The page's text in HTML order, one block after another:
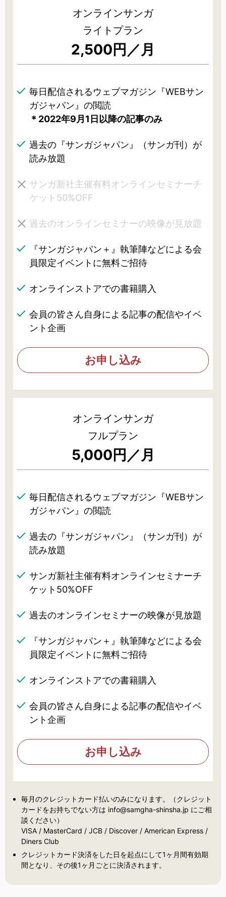
オンラインサンガ
ライトプラン
2,500円／月
毎日配信されるウェブマガジン『WEBサン
ガジャパン』の閲読
＊2022年9月1日以降の記事のみ
過去の『サンガジャパン』（サンガ刊）が
読み放題
サンガ新社主催有料オンラインセミナーチ
ケット50%OFF
過去のオンラインセミナーの映像が見放題
『サンガジャパン＋』執筆陣などによる会
員限定イベントに無料ご招待
オンラインストアでの書籍購入
会員の皆さん自身による記事の配信やイベ
ント企画
お申し込み
オンラインサンガ
フルプラン
5,000円／月
毎日配信されるウェブマガジン『WEBサン
ガジャパン』の閲読
過去の『サンガジャパン』（サンガ刊）が
読み放題
サンガ新社主催有料オンラインセミナーチ
ケット50%OFF
過去のオンラインセミナーの映像が見放題
『サンガジャパン＋』執筆陣などによる会
員限定イベントに無料ご招待
オンラインストアでの書籍購入
会員の皆さん自身による記事の配信やイベ
ント企画
お申し込み
毎月のクレジットカード払いのみになります。（クレジット
カードをお持ちでない方は info@samgha-shinsha.jp にご相
談ください）
VISA / MasterCard / JCB / Discover / American Express /
Diners Club
クレジットカード決済をした日を起点にして1ヶ月間有効期
間となり、その後1ヶ月ごとに決済されます。